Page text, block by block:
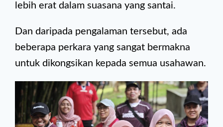
lebih erat dalam suasana yang santai.
Dan daripada pengalaman tersebut, ada
beberapa perkara yang sangat bermakna
untuk dikongsikan kepada semua usahawan.